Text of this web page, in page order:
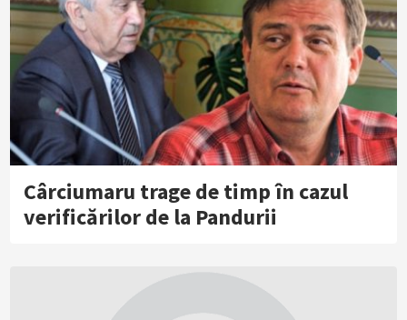
Cârciumaru trage de timp în cazul
verificărilor de la Pandurii